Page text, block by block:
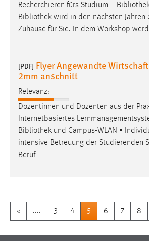
Recherchieren fürs Studium –
Bibliothek wird in den nächsten Jahren
Zuhause für Sie. In dem Workshop
[PDF] Flyer Angewandte
2mm anschnitt
Relevanz:
Dozentinnen und Dozenten aus der
Internetbasiertes
Bibliothek und Campus-WLAN •
intensive Betreuung der Studierenden
Beruf
« .... 3 4 5 6 7 8